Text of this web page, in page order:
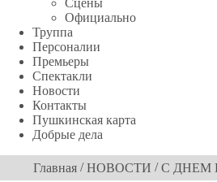
Сцены
Официально
Труппа
Персоналии
Премьеры
Спектакли
Новости
Контакты
Пушкинская карта
Добрые дела
Главная /НОВОСТИ /С ДНЕМ